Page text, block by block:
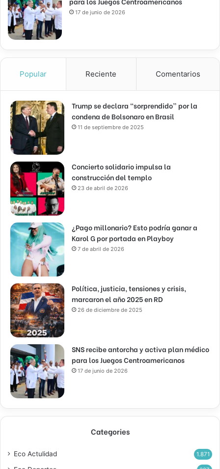
17 de junio de 2026
Popular Reciente Comentarios
Trump se declara “sorprendido” por la
condena de Bolsonaro en Brasil
11 de septiembre de 2025
Concierto solidario impulsa la
construcción del templo
23 de abril de 2026
¿Pago millonario? Esto podría ganar a
Karol G por portada en Playboy
7 de abril de 2026
Política, justicia, tensiones y crisis,
marcaron el año 2025 en RD
26 de diciembre de 2025
SNS recibe antorcha y activa plan médico
para los Juegos Centroamericanos
17 de junio de 2026
Categories
Eco Actulidad 1.871